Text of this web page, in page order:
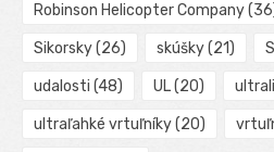
Robinson Helicopter Company
Sikorsky(26) skúšky(21)
udalosti (48) UL(20)
ultraľahké vrtuľníky(20)